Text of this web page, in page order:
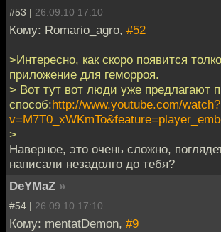
#53 | 26.09.10 17:10
Кому: Romario_agro, #52
>Интересно, как скоро появится
приложение для геморроя.
> Вот тут вот люди уже предлагают
способ:http://www.youtube.com/watch?
>
Наверное, это очень сложно,
написали незадолго до тебя?
DeYMaZ »
#54 | 26.09.10 17:10
Кому: mentatDemon, #9